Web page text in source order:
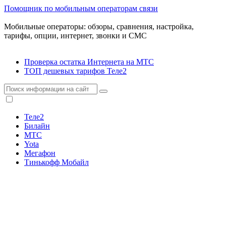
Помощник по мобильным операторам связи
Мобильные операторы: обзоры, сравнения, настройка,
тарифы, опции, интернет, звонки и СМС
Проверка остатка Интернета на МТС
ТОП дешевых тарифов Теле2
Теле2
Билайн
МТС
Yota
Мегафон
Тинькофф Мобайл